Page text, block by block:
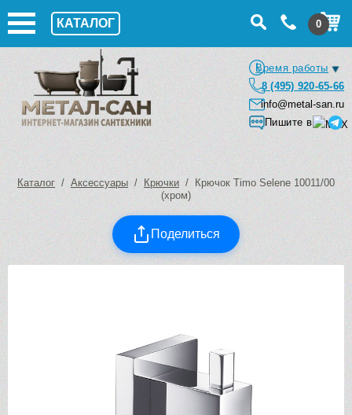
КАТАЛОГ 0
Время работы
8 (495) 920-65-66
info@metal-san.ru
Пишите в
Каталог / Аксессуары / Крючки / Крючок Timo Selene 10011/00
(хром)
Поделиться